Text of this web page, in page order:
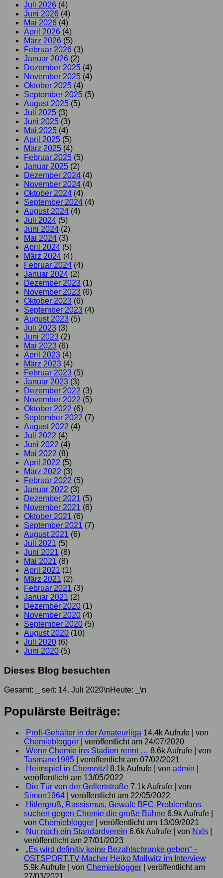
Juli 2026 (4)
Juni 2026 (4)
Mai 2026 (4)
April 2026 (4)
März 2026 (5)
Februar 2026 (3)
Januar 2026 (2)
Dezember 2025 (4)
November 2025 (4)
Oktober 2025 (4)
September 2025 (5)
August 2025 (5)
Juli 2025 (3)
Juni 2025 (3)
Mai 2025 (4)
April 2025 (5)
März 2025 (4)
Februar 2025 (5)
Januar 2025 (2)
Dezember 2024 (4)
November 2024 (4)
Oktober 2024 (4)
September 2024 (4)
August 2024 (4)
Juli 2024 (5)
Juni 2024 (2)
Mai 2024 (3)
April 2024 (5)
März 2024 (4)
Februar 2024 (4)
Januar 2024 (2)
Dezember 2023 (1)
November 2023 (6)
Oktober 2023 (6)
September 2023 (4)
August 2023 (5)
Juli 2023 (3)
Juni 2023 (2)
Mai 2023 (6)
April 2023 (4)
März 2023 (4)
Februar 2023 (5)
Januar 2023 (3)
Dezember 2022 (3)
November 2022 (5)
Oktober 2022 (6)
September 2022 (7)
August 2022 (4)
Juli 2022 (4)
Juni 2022 (4)
Mai 2022 (8)
April 2022 (5)
März 2022 (3)
Februar 2022 (5)
Januar 2022 (3)
Dezember 2021 (5)
November 2021 (6)
Oktober 2021 (6)
September 2021 (7)
August 2021 (6)
Juli 2021 (5)
Juni 2021 (8)
Mai 2021 (8)
April 2021 (1)
März 2021 (2)
Februar 2021 (3)
Januar 2021 (2)
Dezember 2020 (1)
November 2020 (4)
September 2020 (5)
August 2020 (10)
Juli 2020 (6)
Juni 2020 (5)
Dieses Blog besuchten
Gesamt: seit: 14. Juli 2020\nHeute: \n
Populärste Beiträge:
Profi-Gehälter in der Amateurliga 14.4k Aufrufe
von
Chemieblogger
veröffentlicht am 24/07/2020
Wenn Chemie ins Stadion rennt … 8.6k Aufrufe
von
Tasmane1985
veröffentlicht am 07/02/2021
Heimspiel in Chemnitz! 8.1k Aufrufe von admin
veröffentlicht am 13/05/2022
Die Tür von der Gellertstraße 7.1k Aufrufe
von
Simon1964
veröffentlicht am 22/05/2022
Hitlergruß, Rassismus, Gewalt: BFC-Problemfans
suchen gegen Chemie die große Bühne 6.9k Aufrufe
von Chemieblogger
veröffentlicht am 13/09/2021
Nur noch ein Standardverein 6.6k Aufrufe von Nxls
veröffentlicht am 27/01/2023
„Es wird definitiv keine Bezahlschranke geben“ –
OSTSPORT.TV-Macher Heiko Mallwitz im Interview
5.9k Aufrufe
von Chemieblogger
veröffentlicht am
27/03/2021